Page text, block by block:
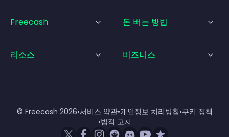
Freecash 돈 버는 방법
리소스 비즈니스
© Freecash 2026•서비스 약관•개인정보 처리방침•쿠키 정책
•법적 고지